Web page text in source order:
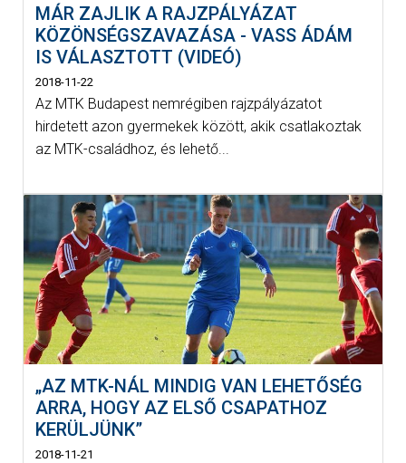
MÁR ZAJLIK A RAJZPÁLYÁZAT
KÖZÖNSÉGSZAVAZÁSA - VASS ÁDÁM
IS VÁLASZTOTT (VIDEÓ)
2018-11-22
Az MTK Budapest nemrégiben rajzpályázatot
hirdetett azon gyermekek között, akik csatlakoztak
az MTK-családhoz, és lehető...
„AZ MTK-NÁL MINDIG VAN LEHETŐSÉG
ARRA, HOGY AZ ELSŐ CSAPATHOZ
KERÜLJÜNK”
2018-11-21